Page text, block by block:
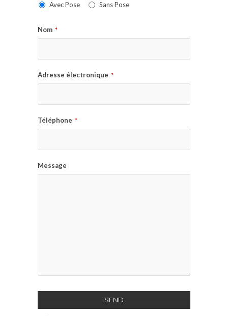
Avec Pose Sans Pose
Nom *
Adresse électronique *
Téléphone *
Message
SEND